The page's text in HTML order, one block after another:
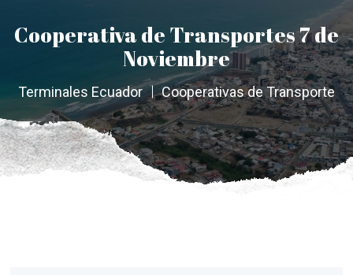
Cooperativa de Transportes 7 de
Noviembre
Terminales Ecuador Cooperativas de Transporte